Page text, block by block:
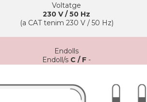
Voltatge
230 V / 50 Hz
(a CAT tenim 230 V / 50 Hz)
Endolls
Endoll/s C / F -